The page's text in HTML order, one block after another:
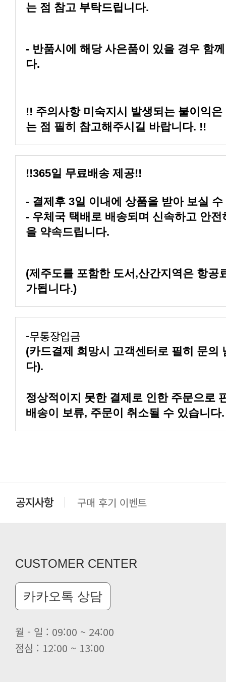
는 점 참고 부탁드립니다.
다.
는 점 필히 참고해주시길 바랍니다. !!
!!365일 무료배송 제공!!
- 결제후 3일 이내에 상품을 받아 보실
을 약속드립니다.
가됩니다.)
-무통장입금
다).
배송이 보류, 주문이 취소될 수 있습니다.
클린 공장명 변경
CUSTOMER CENTER
카카오톡 상담
월 - 일 : 09:00 ~ 24:00
점심 : 12:00 ~ 13:00